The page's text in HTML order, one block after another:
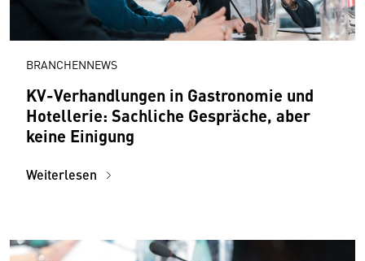
BRANCHENNEWS
KV-Verhandlungen in Gastronomie und
Hotellerie: Sachliche Gespräche, aber
keine Einigung
Weiterlesen